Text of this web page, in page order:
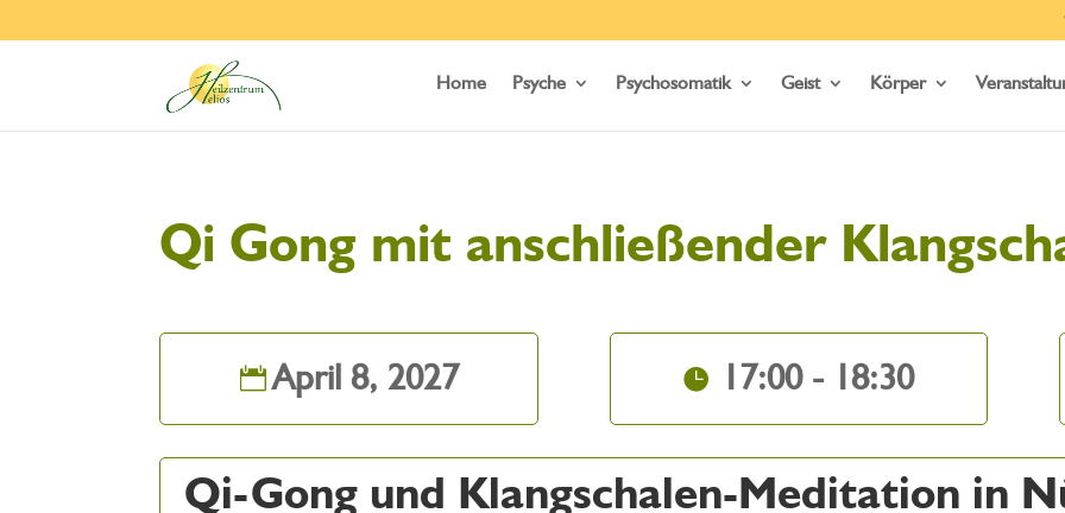
Home Psyche Psychosomatik Geist Körper
Qi Gong mit anschließender
April 8, 2027 17:00 - 18:30
Qi-Gong und Klangschalen-Meditation in